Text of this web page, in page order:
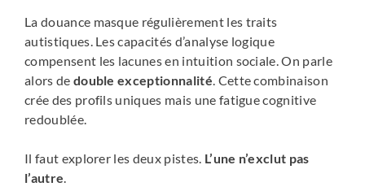
La douance masque régulièrement les traits
autistiques. Les capacités d’analyse logique
compensent les lacunes en intuition sociale. On parle
alors de double exceptionnalité. Cette combinaison
crée des profils uniques mais une fatigue cognitive
redoublée.
Il faut explorer les deux pistes. L’une n’exclut pas
l’autre.